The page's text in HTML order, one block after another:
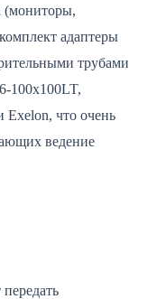
(мониторы,
адаптеры
трубами
100х100LT,
что очень
ведение